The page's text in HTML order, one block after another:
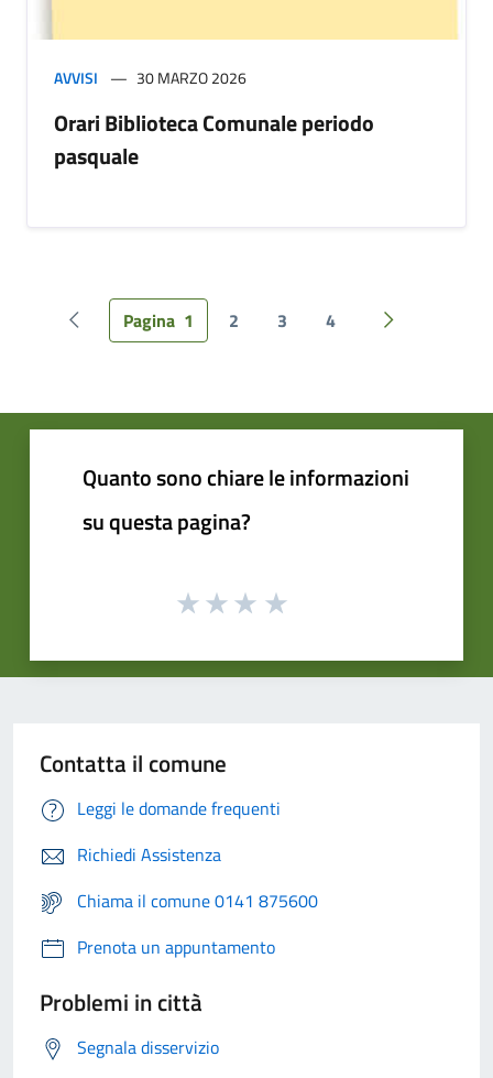
AVVISI 30 MARZO 2026
Orari Biblioteca Comunale periodo
pasquale
Pagina precedente
Pagina 1 2 3 4 Pagina
Quanto sono chiare le informazioni
su questa pagina?
Contatta il comune
Leggi le domande frequenti
Richiedi Assistenza
Chiama il comune 0141 875600
Prenota un appuntamento
Problemi in città
Segnala disservizio